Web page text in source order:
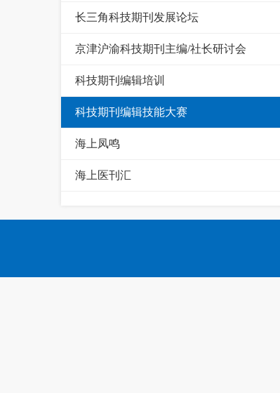
长三角科技期刊发展论坛
京津沪渝科技期刊主编/社长研讨会
科技期刊编辑培训
科技期刊编辑技能大赛
海上凤鸣
海上医刊汇